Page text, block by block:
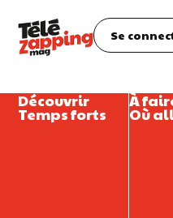
Se
Découvrir
Temps forts
À
Où